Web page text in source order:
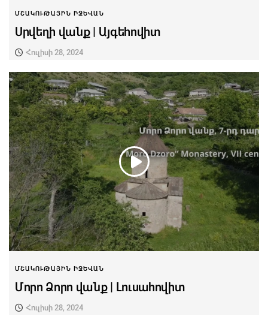
ՄՇԱԿՈՒԹԱՅԻՆ ԻՋԵՎԱՆ
Սրվեղի վանք | Այգեհովիտ
Հուլիսի 28, 2024
ՄՇԱԿՈՒԹԱՅԻՆ ԻՋԵՎԱՆ
Մորո Ձորո վանք | Լուսահովիտ
Հուլիսի 28, 2024